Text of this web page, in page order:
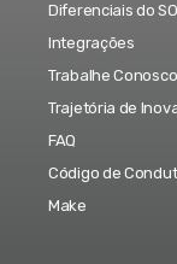
Diferenciais do
Integrações
Trabalhe Conosco
Trajetória de
FAQ
Código de
Make